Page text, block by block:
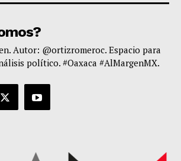
Autor: @ortizromeroc. Espacio para
político. #Oaxaca #AlMargenMX.